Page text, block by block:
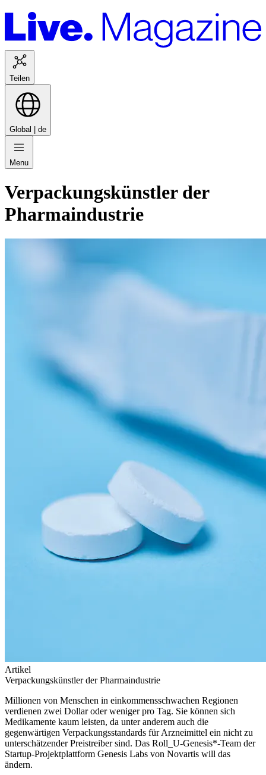
Teilen
Global | de
Menu
Verpackungskünstler der
Pharmaindustrie
Artikel
Verpackungskünstler der Pharmaindustrie
Millionen von Menschen in einkommensschwachen Regionen
verdienen zwei Dollar oder weniger pro Tag. Sie können sich
Medikamente kaum leisten, da unter anderem auch die
gegenwärtigen Verpackungsstandards für Arzneimittel ein nicht zu
unterschätzender Preistreiber sind. Das Roll_U-Genesis*-Team der
Startup-Projektplattform Genesis Labs von Novartis will das
ändern.